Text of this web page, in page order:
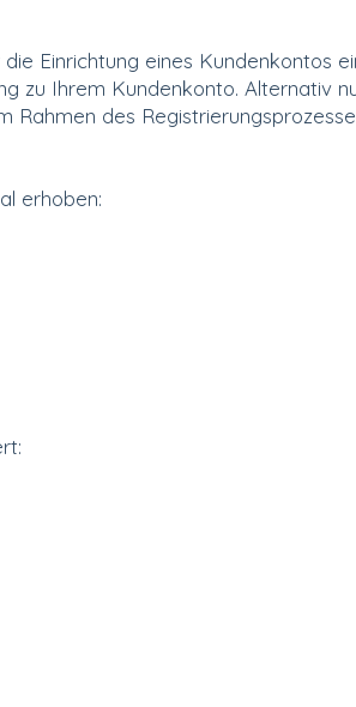
Einrichtung eines Kundenkontos
zu Ihrem Kundenkonto. Alternativ
des
erhoben: